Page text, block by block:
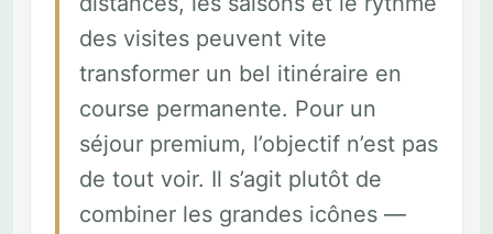
des visites peuvent vite
transformer un bel itinéraire en
course permanente. Pour un
séjour premium, l’objectif n’est pas
de tout voir. Il s’agit plutôt de
combiner les grandes icônes —